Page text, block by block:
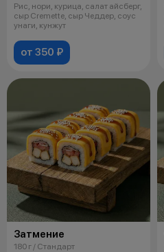
Рис, нори, курица, салат айсберг,
сыр Cremette, сыр Чеддер, соус
унаги, кунжут
от 350 ₽
Затмение
180 г / Стандарт